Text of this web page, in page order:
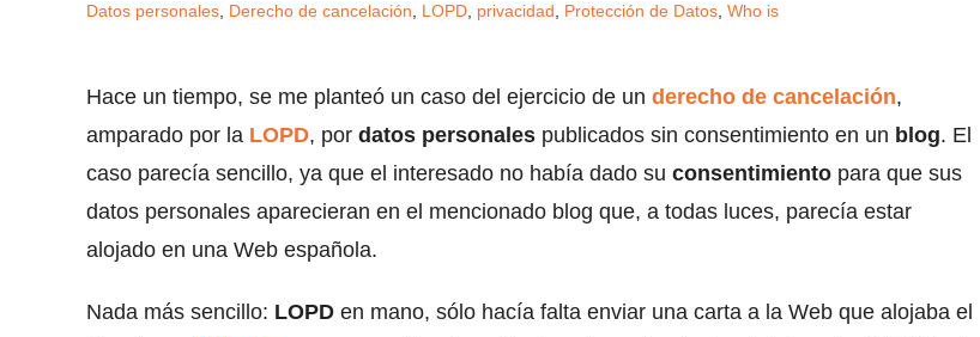
Datos personales Derecho de cancelación LOPD privacidad Protección de Datos Who is
Hace un tiempo, se me planteó un caso del ejercicio de un derecho de cancelación,
amparado por la LOPD, por datos personales publicados sin consentimiento en un blog. El
caso parecía sencillo, ya que el interesado no había dado su consentimiento para que sus
datos personales aparecieran en el mencionado blog que, a todas luces, parecía estar
alojado en una Web española.
Nada más sencillo: LOPD en mano, sólo hacía falta enviar una carta a la Web que alojaba el